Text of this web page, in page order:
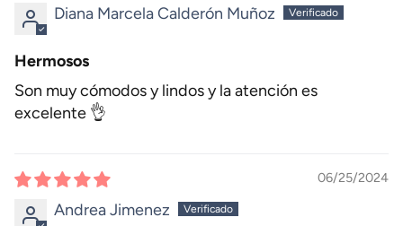
Diana Marcela Calderón Muñoz
Hermosos
Son muy cómodos y lindos y la atención es
excelente 👌
06/25/2024
Andrea Jimenez